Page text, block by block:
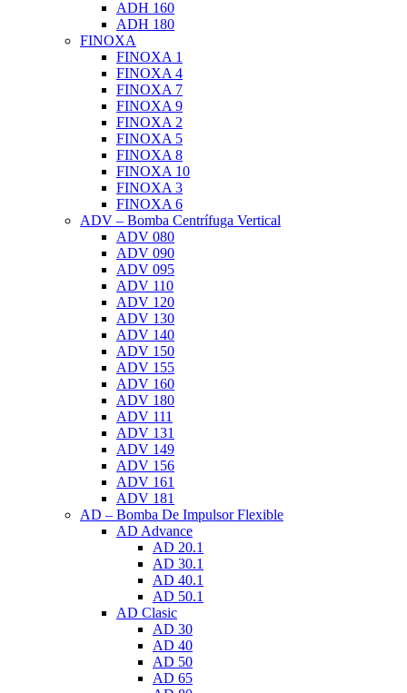
ADH 160
ADH 180
FINOXA
FINOXA 1
FINOXA 4
FINOXA 7
FINOXA 9
FINOXA 2
FINOXA 5
FINOXA 8
FINOXA 10
FINOXA 3
FINOXA 6
ADV – Bomba Centrífuga Vertical
ADV 080
ADV 090
ADV 095
ADV 110
ADV 120
ADV 130
ADV 140
ADV 150
ADV 155
ADV 160
ADV 180
ADV 111
ADV 131
ADV 149
ADV 156
ADV 161
ADV 181
AD – Bomba De Impulsor Flexible
AD Advance
AD 20.1
AD 30.1
AD 40.1
AD 50.1
AD Clasic
AD 30
AD 40
AD 50
AD 65